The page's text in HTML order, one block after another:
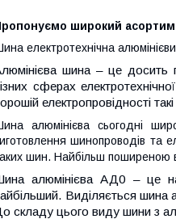
широкий
електротехнічна
шина – це досить
сферах
електропровідності
алюмінієва сьогодні
шинопроводів та
шин. Найбільш поширеною
алюмінієва АД0 – це
Виділяється шина
складу цього виду шини з